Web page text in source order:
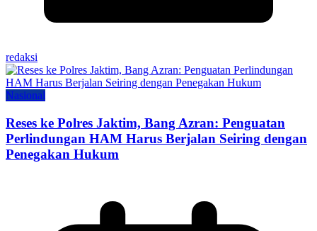
redaksi
Nasional
Reses ke Polres Jaktim, Bang Azran: Penguatan
Perlindungan HAM Harus Berjalan Seiring dengan
Penegakan Hukum